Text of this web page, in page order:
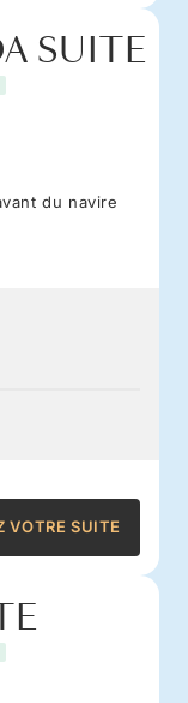
SUITE
du navire
VOTRE SUITE